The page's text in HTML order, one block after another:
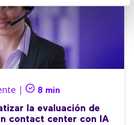
| 8 min
la evaluación de
contact center con IA